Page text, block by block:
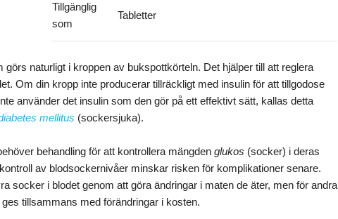
Tillgänglig
som
Tabletter
görs naturligt i kroppen av bukspottkörteln. Det hjälper till att reglera
Om din kropp inte producerar tillräckligt med insulin för att tillgodose
använder det insulin som den gör på ett effektivt sätt, kallas detta
mellitus (sockersjuka).
behandling för att kontrollera mängden glukos (socker) i deras
av blodsockernivåer minskar risken för komplikationer senare.
socker i blodet genom att göra ändringar i maten de äter, men för andra
tillsammans med förändringar i kosten.